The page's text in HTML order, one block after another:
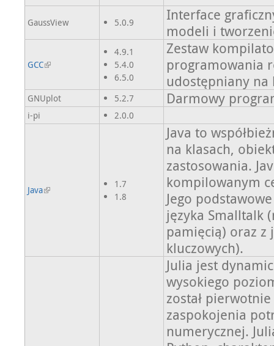
GaussView 5.0.9
Interface
modeli i
GCC
4.9.1
5.4.0
6.5.0
Zestaw
programowania
udostępniany na
GNUplot 5.2.7 Darmowy
i-pi 2.0.0
Java
1.7
1.8
Java to
na klasach,
zastosowania.
kompilowanym
Jego
języka Smalltalk
pamięcią) oraz z
kluczowych).
Julia jest
wysokiego
został
zaspokojenia
numerycznej.